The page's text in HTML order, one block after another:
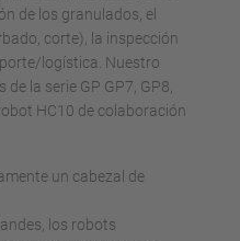
de los granulados, el
corte), la inspección
logística. Nuestro
la serie GP GP7, GP8,
HC10 de colaboración
un cabezal de
los robots